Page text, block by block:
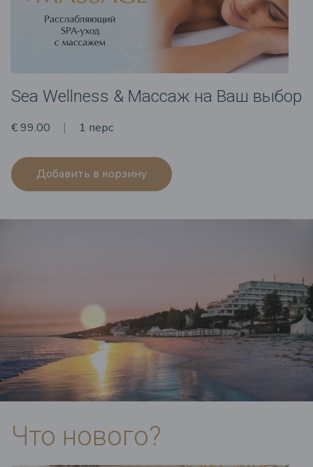
Sea Wellness & Массаж на Ваш выбор
€ 99.00 1 перс
Добавить в корзину
Что нового?